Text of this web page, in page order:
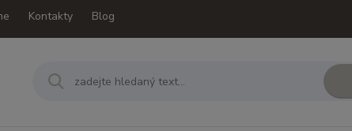
Kontakty Blog